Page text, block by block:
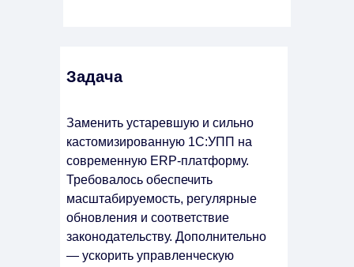
Задача
Заменить устаревшую и сильно
кастомизированную 1С:УПП на
современную ERP-платформу.
Требовалось обеспечить
масштабируемость, регулярные
обновления и соответствие
законодательству. Дополнительно
— ускорить управленческую